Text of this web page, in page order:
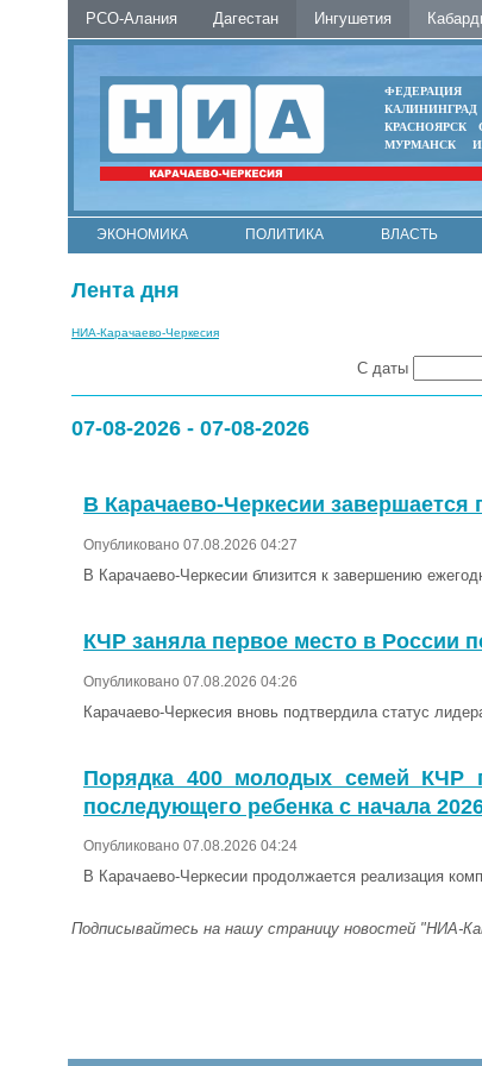
РСО-Алания Дагестан Ингушетия
ФЕДЕРАЦИЯ
КАЛИНИНГРАД
КРАСНОЯРСК
МУРМАНСК
ЭКОНОМИКА ПОЛИТИКА ВЛАСТЬ
Лента дня
НИА-Карачаево-Черкесия
С даты
07-08-2026 - 07-08-2026
В Карачаево-Черкесии завершается
Опубликовано 07.08.2026 04:27
В Карачаево-Черкесии близится к завершению
КЧР заняла первое место в России
Опубликовано 07.08.2026 04:26
Карачаево-Черкесия вновь подтвердила статус
Порядка 400 молодых семей КЧР
последующего ребенка с начала
Опубликовано 07.08.2026 04:24
В Карачаево-Черкесии продолжается реализация
Подписывайтесь на нашу страницу новостей "НИА-